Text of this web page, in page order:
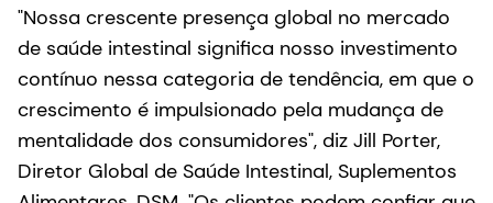
"Nossa crescente presença global no mercado
de saúde intestinal significa nosso investimento
contínuo nessa categoria de tendência, em que o
crescimento é impulsionado pela mudança de
mentalidade dos consumidores", diz Jill Porter,
Diretor Global de Saúde Intestinal, Suplementos